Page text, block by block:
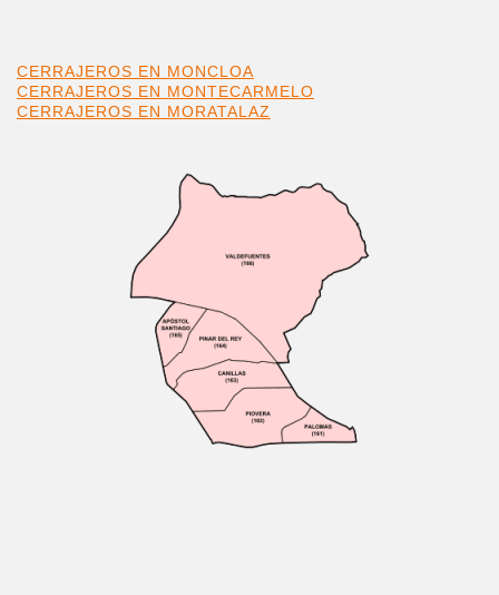
CERRAJEROS EN MONCLOA
CERRAJEROS EN MONTECARMELO
CERRAJEROS EN MORATALAZ